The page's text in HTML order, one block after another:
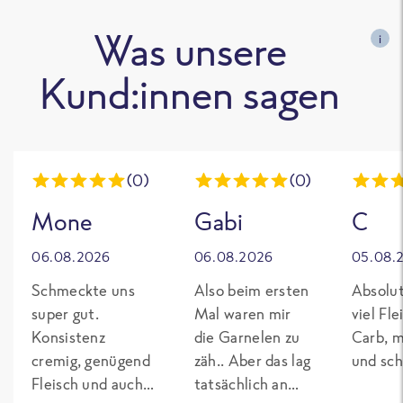
Was unsere
Kund:innen sagen
i
(0)
Mone
06.08.2026
Schmeckte uns
super gut.
Konsistenz
cremig, genügend
Fleisch und auch
(0)
Gabi
06.08.2026
Also beim ersten
Mal waren mir
die Garnelen zu
zäh.. Aber das lag
tatsächlich an
C
viel
Carb,
und